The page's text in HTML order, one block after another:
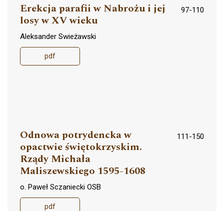
Erekcja parafii w Nabrożu i jej
losy w XV wieku
97-110
Aleksander Swieżawski
pdf
Odnowa potrydencka w
opactwie świętokrzyskim.
Rządy Michała
Maliszewskiego 1595-1608
111-150
o. Paweł Sczaniecki OSB
pdf